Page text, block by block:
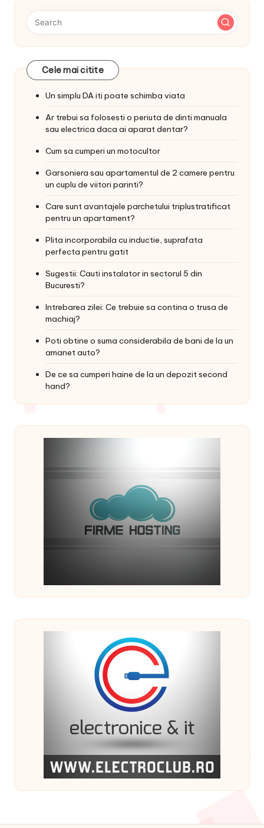
Cele mai citite
Un simplu DA iti poate schimba viata
Ar trebui sa folosesti o periuta de dinti manuala
sau electrica daca ai aparat dentar?
Cum sa cumperi un motocultor
Garsoniera sau apartamentul de 2 camere pentru
un cuplu de viitori parinti?
Care sunt avantajele parchetului triplustratificat
pentru un apartament?
Plita incorporabila cu inductie, suprafata
perfecta pentru gatit
Sugestii: Cauti instalator in sectorul 5 din
Bucuresti?
Intrebarea zilei: Ce trebuie sa contina o trusa de
machiaj?
Poti obtine o suma considerabila de bani de la un
amanet auto?
De ce sa cumperi haine de la un depozit second
hand?